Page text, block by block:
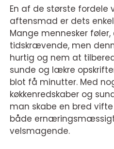
En af de største fordele
aftensmad er dets
Mange mennesker
tidskrævende, men
hurtig og nem at
sunde og lækre
blot få minutter. Med
køkkenredskaber og
man skabe en bred
både
velsmagende.